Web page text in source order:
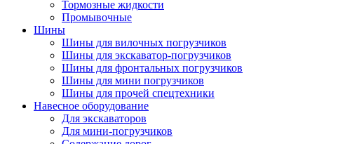
Тормозные жидкости
Промывочные
Шины
Шины для вилочных погрузчиков
Шины для экскаватор-погрузчиков
Шины для фронтальных погрузчиков
Шины для мини погрузчиков
Шины для прочей спецтехники
Навесное оборудование
Для экскаваторов
Для мини-погрузчиков